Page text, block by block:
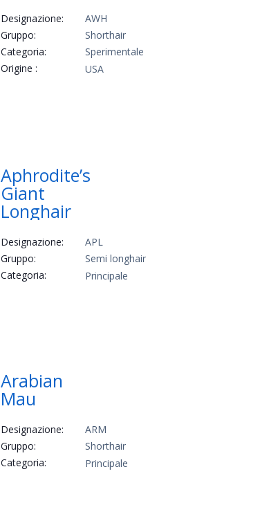
Designazione:
AWH
Gruppo:
Shorthair
Categoria:
Sperimentale
Origine :
USA
Aphrodite’s
Giant
Longhair
Designazione:
APL
Gruppo:
Semi longhair
Categoria:
Principale
Arabian
Mau
Designazione:
ARM
Gruppo:
Shorthair
Categoria:
Principale